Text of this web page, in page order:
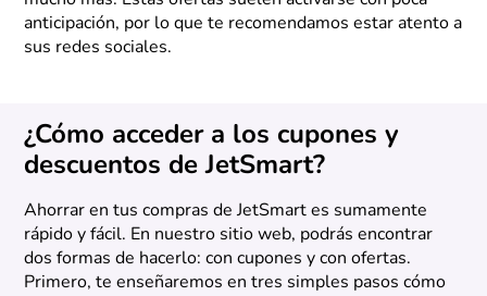
anticipación, por lo que te recomendamos estar atento a
sus redes sociales.
¿Cómo acceder a los cupones y
descuentos de JetSmart?
Ahorrar en tus compras de JetSmart es sumamente
rápido y fácil. En nuestro sitio web, podrás encontrar
dos formas de hacerlo: con cupones y con ofertas.
Primero, te enseñaremos en tres simples pasos cómo